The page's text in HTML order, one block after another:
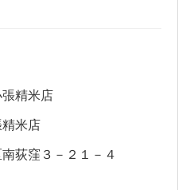
精米店
米店
荻窪３－２１－４